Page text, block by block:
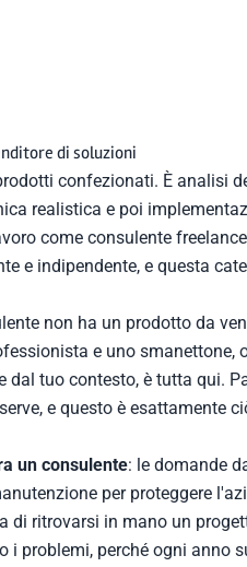
di soluzioni
confezionati. È analisi
realistica e poi
come consulente
e indipendente, e questa
non ha un prodotto da
e uno smanettone,
dal tuo contesto, è tutta qui.
e questo è esattamente
un consulente: le domande
per proteggere
di ritrovarsi in mano un
i problemi, perché ogni anno